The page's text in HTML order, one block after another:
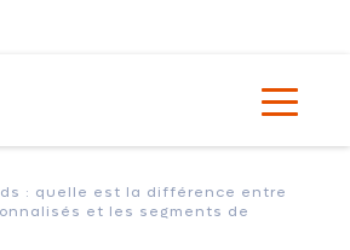
: quelle est la différence entre
et les segments de